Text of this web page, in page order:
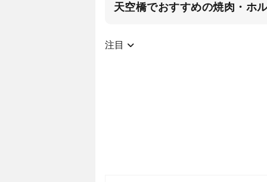
天空橋でおすすめの焼肉・ホ
注目